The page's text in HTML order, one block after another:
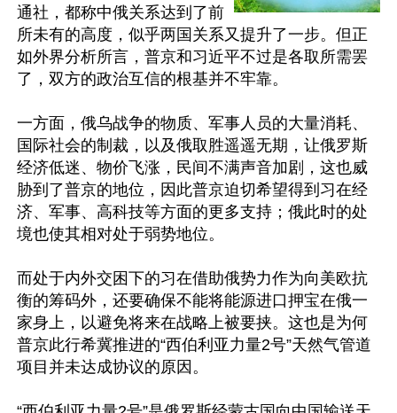
通社，都称中俄关系达到了前
所未有的高度，似乎两国关系又提升了一步。但正
如外界分析所言，普京和习近平不过是各取所需罢
了，双方的政治互信的根基并不牢靠。
一方面，俄乌战争的物质、军事人员的大量消耗、
国际社会的制裁，以及俄取胜遥遥无期，让俄罗斯
经济低迷、物价飞涨，民间不满声音加剧，这也威
胁到了普京的地位，因此普京迫切希望得到习在经
济、军事、高科技等方面的更多支持；俄此时的处
境也使其相对处于弱势地位。
而处于内外交困下的习在借助俄势力作为向美欧抗
衡的筹码外，还要确保不能将能源进口押宝在俄一
家身上，以避免将来在战略上被要挟。这也是为何
普京此行希冀推进的“西伯利亚力量2号”天然气管道
项目并未达成协议的原因。